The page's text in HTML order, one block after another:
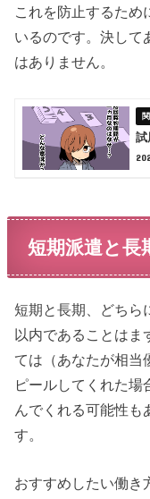
これを防止するため
いるのです。決して
はありません。
試
短期派遣と長
短期と長期、どちら
以内であることはま
ては（あなたが相当
ピールしてくれた
んでくれる可能性も
す。
おすすめしたい働き